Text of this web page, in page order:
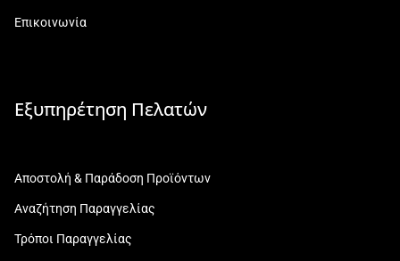
Επικοινωνία
Εξυπηρέτηση Πελατών
Αποστολή & Παράδοση Προϊόντων
Αναζήτηση Παραγγελίας
Τρόποι Παραγγελίας